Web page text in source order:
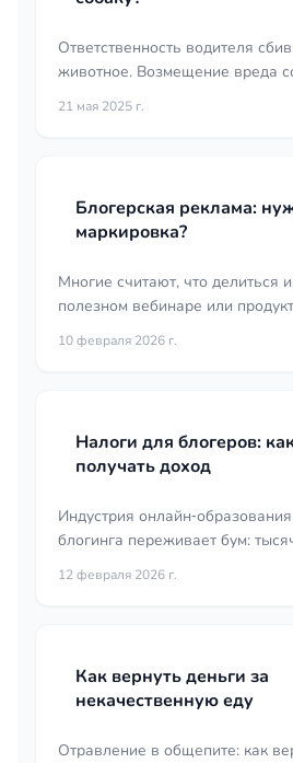
Ответственность водителя
животное. Возмещение вреда
домашнего животного
21 мая 2025 г.
Блогерская реклама:
маркировка?
Многие считают, что делиться
полезном вебинаре или
— это просто дружеская
10 февраля 2026 г.
Налоги для блогеров:
получать доход
Индустрия
блогинга переживает бум:
предпринимателей
12 февраля 2026 г.
Как вернуть деньги за
некачественную еду
Отравление в общепите: как